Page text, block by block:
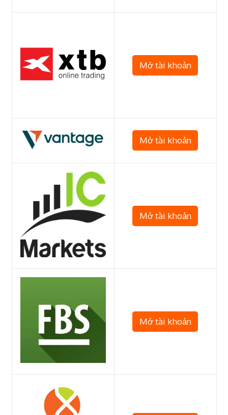
Mở tài khoản
Mở tài khoản
Mở tài khoản
Mở tài khoản